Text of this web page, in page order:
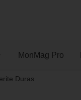
MonMag Pro
Duras